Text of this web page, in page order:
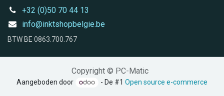
+32 (0)50 70 44 13
info@inktshopbelgie.be
BTW BE 0863.700.767
Copyright © PC-Matic
Aangeboden door - De #1Open source e-commerce